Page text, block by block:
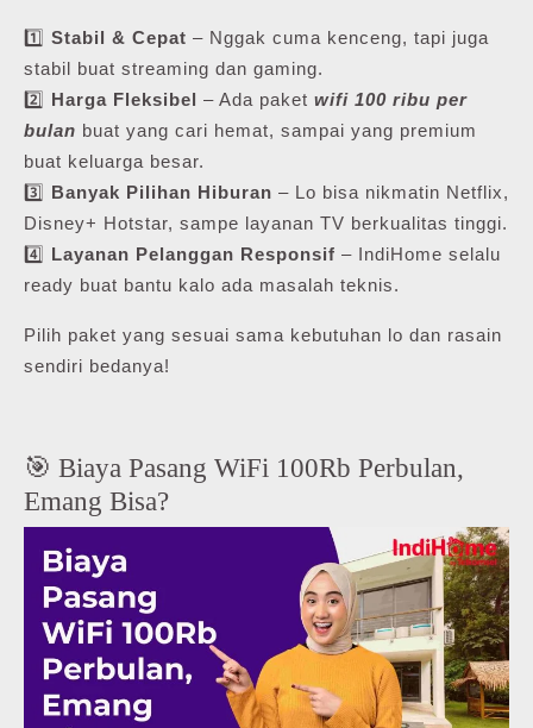
1️⃣ Stabil & Cepat – Nggak cuma kenceng, tapi juga
stabil buat streaming dan gaming.
2️⃣ Harga Fleksibel – Ada paket wifi 100 ribu per
bulan buat yang cari hemat, sampai yang premium
buat keluarga besar.
3️⃣ Banyak Pilihan Hiburan – Lo bisa nikmatin Netflix,
Disney+ Hotstar, sampe layanan TV berkualitas tinggi.
4️⃣ Layanan Pelanggan Responsif – IndiHome selalu
ready buat bantu kalo ada masalah teknis.
Pilih paket yang sesuai sama kebutuhan lo dan rasain
sendiri bedanya!
🎯 Biaya Pasang WiFi 100Rb Perbulan,
Emang Bisa?